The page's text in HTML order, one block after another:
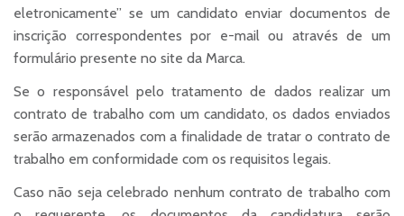
eletronicamente” se um candidato enviar documentos de
inscrição correspondentes por e-mail ou através de um
formulário presente no site da Marca.
Se o responsável pelo tratamento de dados realizar um
contrato de trabalho com um candidato, os dados enviados
serão armazenados com a finalidade de tratar o contrato de
trabalho em conformidade com os requisitos legais.
Caso não seja celebrado nenhum contrato de trabalho com